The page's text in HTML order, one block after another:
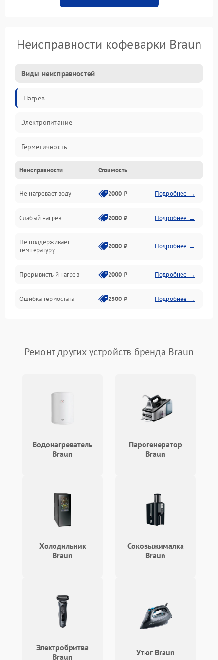
Неисправности кофеварки Braun
Виды неисправностей
Нагрев
Электропитание
Герметичность
Неисправности Стоимость
Не нагревает воду 2000 ₽ Подробнее →
Слабый нагрев 2000 ₽ Подробнее →
Не поддерживает
температуру
2000 ₽ Подробнее →
Прерывистый нагрев 2000 ₽ Подробнее →
Ошибка термостата 2500 ₽ Подробнее →
Ремонт других устройств бренда Braun
Водонагреватель
Braun
Парогенератор
Braun
Холодильник
Braun
Соковыжималка
Braun
Электробритва
Braun
Утюг Braun